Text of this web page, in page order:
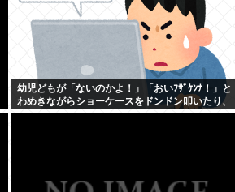
幼児どもが「ないのかよ！」「おいﾌｻﾞｹﾝﾅ！」と
わめきながらショーケースをドンドン叩いたり、
エルボーしたりしだした